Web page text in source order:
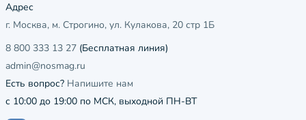
Адрес
г. Москва, м. Строгино, ул. Кулакова, 20 стр 1Б
8 800 333 13 27 (Бесплатная линия)
admin@nosmag.ru
Есть вопрос? Напишите нам
с 10:00 до 19:00 по МСК, выходной ПН-ВТ